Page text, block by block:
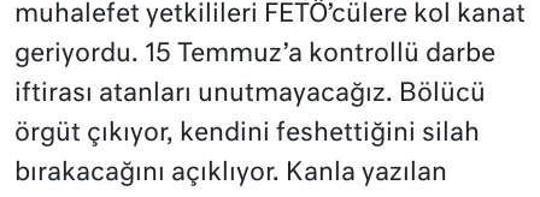
muhalefet yetkilileri FETÖ’cülere kol kanat
geriyordu. 15 Temmuz’a kontrollü darbe
iftirası atanları unutmayacağız. Bölücü
örgüt çıkıyor, kendini feshettiğini silah
bırakacağını açıklıyor. Kanla yazılan